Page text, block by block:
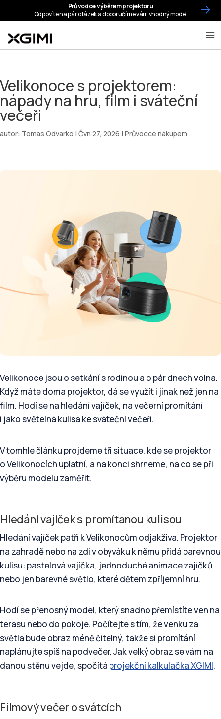
Velikonoce s projektorem:
nápady na hru, film i sváteční
večeři
autor: Tomas Odvarko | Čvn 27, 2026 | Průvodce nákupem
Velikonoce jsou o setkání s rodinou a o pár dnech volna.
Když máte doma projektor, dá se využít i jinak než jen na
film. Hodí se na hledání vajíček, na večerní promítání
i jako světelná kulisa ke sváteční večeři.
V tomhle článku projdeme tři situace, kde se projektor
o Velikonocích uplatní, a na konci shrneme, na co se při
výběru modelu zaměřit.
Hledání vajíček s promítanou kulisou
Hledání vajíček patří k Velikonocům odjakživa. Projektor
na zahradě nebo na zdi v obýváku k němu přidá barevnou
kulisu: pastelová vajíčka, jednoduché animace zajíčků
nebo jen barevné světlo, které dětem zpříjemní hru.
Hodí se přenosný model, který snadno přemístíte ven na
terasu nebo do pokoje. Počítejte s tím, že venku za
světla bude obraz méně čitelný, takže si promítání
naplánujte spíš na podvečer. Jak velký obraz se vám na
danou stěnu vejde, spočítá projekční kalkulačka XGIMI.
Filmový večer o svátcích